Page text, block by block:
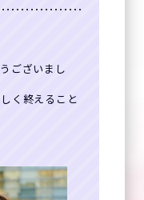
ございまし
く終えること